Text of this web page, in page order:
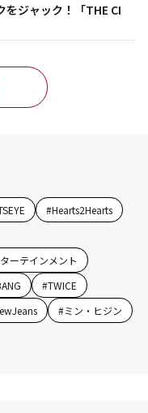
をジャック！「THE CI
#Hearts2Hearts
ーテインメント
#TWICE
#ミン・ヒジン